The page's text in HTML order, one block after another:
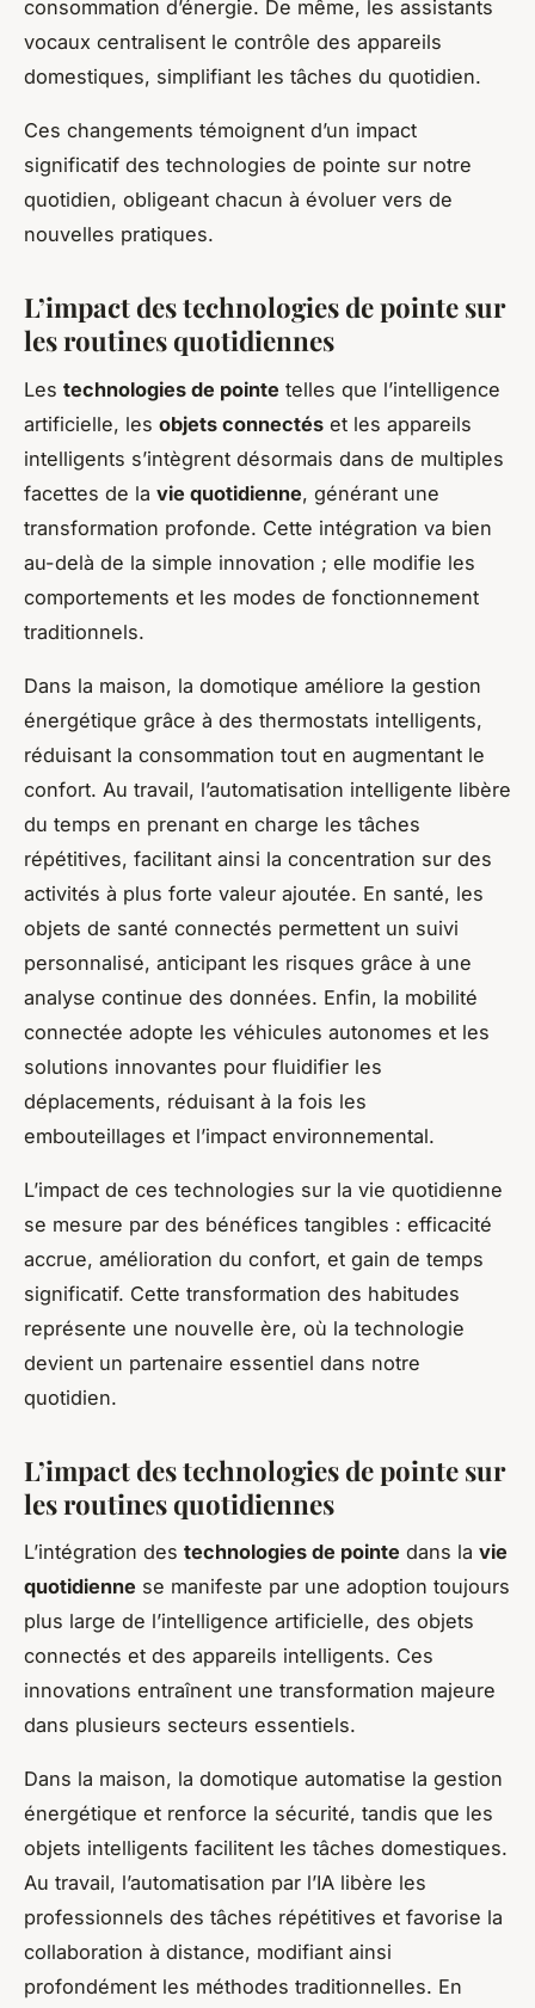
consommation d’énergie. De même, les assistants
vocaux centralisent le contrôle des appareils
domestiques, simplifiant les tâches du quotidien.
Ces changements témoignent d’un impact
significatif des technologies de pointe sur notre
quotidien, obligeant chacun à évoluer vers de
nouvelles pratiques.
L’impact des technologies de pointe sur
les routines quotidiennes
Les technologies de pointe telles que l’intelligence
artificielle, les objets connectés et les appareils
intelligents s’intègrent désormais dans de multiples
facettes de la vie quotidienne, générant une
transformation profonde. Cette intégration va bien
au-delà de la simple innovation ; elle modifie les
comportements et les modes de fonctionnement
traditionnels.
Dans la maison, la domotique améliore la gestion
énergétique grâce à des thermostats intelligents,
réduisant la consommation tout en augmentant le
confort. Au travail, l’automatisation intelligente libère
du temps en prenant en charge les tâches
répétitives, facilitant ainsi la concentration sur des
activités à plus forte valeur ajoutée. En santé, les
objets de santé connectés permettent un suivi
personnalisé, anticipant les risques grâce à une
analyse continue des données. Enfin, la mobilité
connectée adopte les véhicules autonomes et les
solutions innovantes pour fluidifier les
déplacements, réduisant à la fois les
embouteillages et l’impact environnemental.
L’impact de ces technologies sur la vie quotidienne
se mesure par des bénéfices tangibles : efficacité
accrue, amélioration du confort, et gain de temps
significatif. Cette transformation des habitudes
représente une nouvelle ère, où la technologie
devient un partenaire essentiel dans notre
quotidien.
L’impact des technologies de pointe sur
les routines quotidiennes
L’intégration des technologies de pointe dans la vie
quotidienne se manifeste par une adoption toujours
plus large de l’intelligence artificielle, des objets
connectés et des appareils intelligents. Ces
innovations entraînent une transformation majeure
dans plusieurs secteurs essentiels.
Dans la maison, la domotique automatise la gestion
énergétique et renforce la sécurité, tandis que les
objets intelligents facilitent les tâches domestiques.
Au travail, l’automatisation par l’IA libère les
professionnels des tâches répétitives et favorise la
collaboration à distance, modifiant ainsi
profondément les méthodes traditionnelles. En